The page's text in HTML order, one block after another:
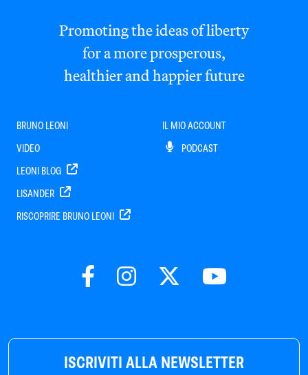
ISCRIVITI ALLA NEWSLETTER
Promoting the ideas of liberty
for a more prosperous,
healthier and happier future
BRUNO LEONI
VIDEO
LEONI BLOG
LISANDER
RISCOPRIRE BRUNO LEONI
IL MIO ACCOUNT
PODCAST